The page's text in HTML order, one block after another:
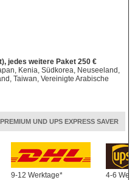
jedes weitere Paket 250 €
Kenia, Südkorea, Neuseeland,
Taiwan, Vereinigte Arabische
UND UPS EXPRESS SAVER
9-12 Werktage*
4-6